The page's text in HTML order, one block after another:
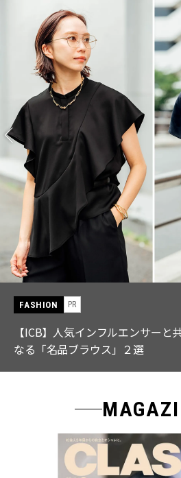
FASHION PR
【ICB】人気インフルエンサーと
なる「名品ブラウス」２選